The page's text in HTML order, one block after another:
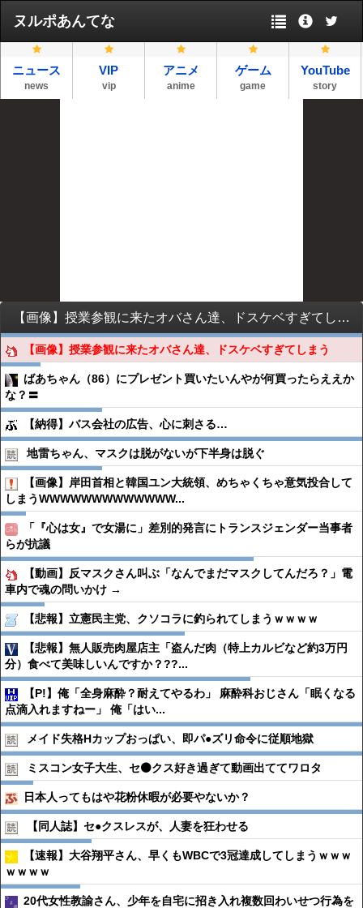
ヌルポあんてな
ニュース
news
VIP
vip
アニメ
anime
ゲーム
game
YouTube
story
【画像】授業参観に来たオバさん達、ドスケベすぎてしまう
【画像】授業参観に来たオバさん達、ドスケベすぎてしまう
ばあちゃん（86）にプレゼント買いたいんやが何買ったらええか
な？〓
【納得】バス会社の広告、心に刺さる…
地雷ちゃん、マスクは脱がないが下半身は脱ぐ
【画像】岸田首相と韓国ユン大統領、めちゃくちゃ意気投合して
しまうWWWWWWWWWWWWW...
「『心は女』で女湯に」差別的発言にトランスジェンダー当事者
らが抗議
【動画】反マスクさん叫ぶ「なんでまだマスクしてんだろ？」電
車内で魂の問いかけ →
【悲報】立憲民主党、クソコラに釣られてしまうｗｗｗｗ
【悲報】無人販売肉屋店主「盗んだ肉（特上カルビなど約3万円
分）食べて美味しいんですか？??...
【P!】俺「全身麻酔？耐えてやるわ」 麻酔科おじさん「眠くなる
点滴入れますねー」 俺「はい...
メイド失格Hカップおっぱい、即パ●︎ズリ命令に従順地獄
ミスコン女子大生、セ⚫️クス好き過ぎて動画出ててワロタ
日本人ってもはや花粉休暇が必要やないか？
【同人誌】セ●︎クスレスが、人妻を狂わせる
【速報】大谷翔平さん、早くもWBCで3冠達成してしまうｗｗｗ
ｗｗｗｗ
20代女性教諭さん、少年を自宅に招き入れ複数回わいせつ行為を